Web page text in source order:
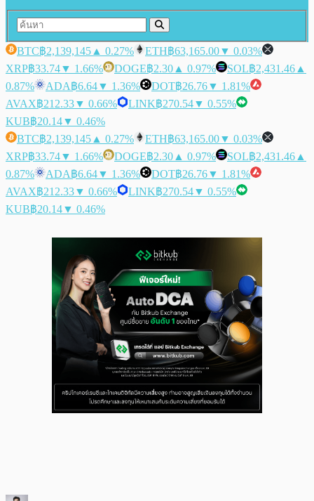
BTC฿2,139,145 ▲ 0.27% ETH฿63,165.00▼ 0.03%
XRP฿33.74▼ 1.66% DOGE฿2.30 ▲ 0.97% SOL฿2,431.46 ▲
0.87%
ADA฿6.64▼ 1.36% DOT฿26.76▼ 1.81%
AVAX฿212.33▼ 0.66% LINK฿270.54▼ 0.55%
KUB฿20.14▼ 0.46%
BTC฿2,139,145 ▲ 0.27% ETH฿63,165.00▼ 0.03%
XRP฿33.74▼ 1.66% DOGE฿2.30 ▲ 0.97% SOL฿2,431.46 ▲
0.87%
ADA฿6.64▼ 1.36% DOT฿26.76▼ 1.81%
AVAX฿212.33▼ 0.66% LINK฿270.54▼ 0.55%
KUB฿20.14▼ 0.46%